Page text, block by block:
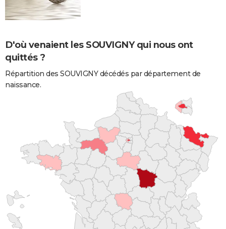
D'où venaient les SOUVIGNY qui nous ont
quittés ?
Répartition des SOUVIGNY décédés par département de
naissance.